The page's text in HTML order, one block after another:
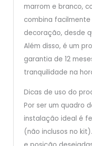
marrom e branco,
combina
decoração, desde
Além disso, é um
garantia de 12
tranquilidade na
Dicas de uso do
Por ser um quadro
instalação ideal é
(não inclusos no